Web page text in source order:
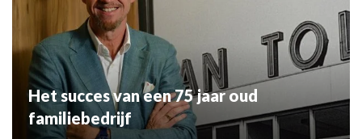
Het succes van een 75 jaar oud
familiebedrijf